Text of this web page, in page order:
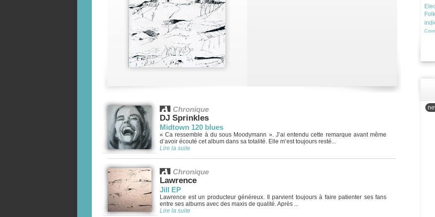
Chronique
DJ Sprinkles
Midtown 120 blues
« Ca ressemble à du sous Moodymann ». J’ai entendu cette remarque avant même
d’avoir écouté cet album dans sa totalité. Elle m’est toujours resté...
Lire la suite
Chronique
Lawrence
Jill EP
Lawrence est un producteur généreux. Il parvient toujours à faire patienter ses fans
entre ses albums avec des maxis de qualité. Après ...
Lire la suite
Folk